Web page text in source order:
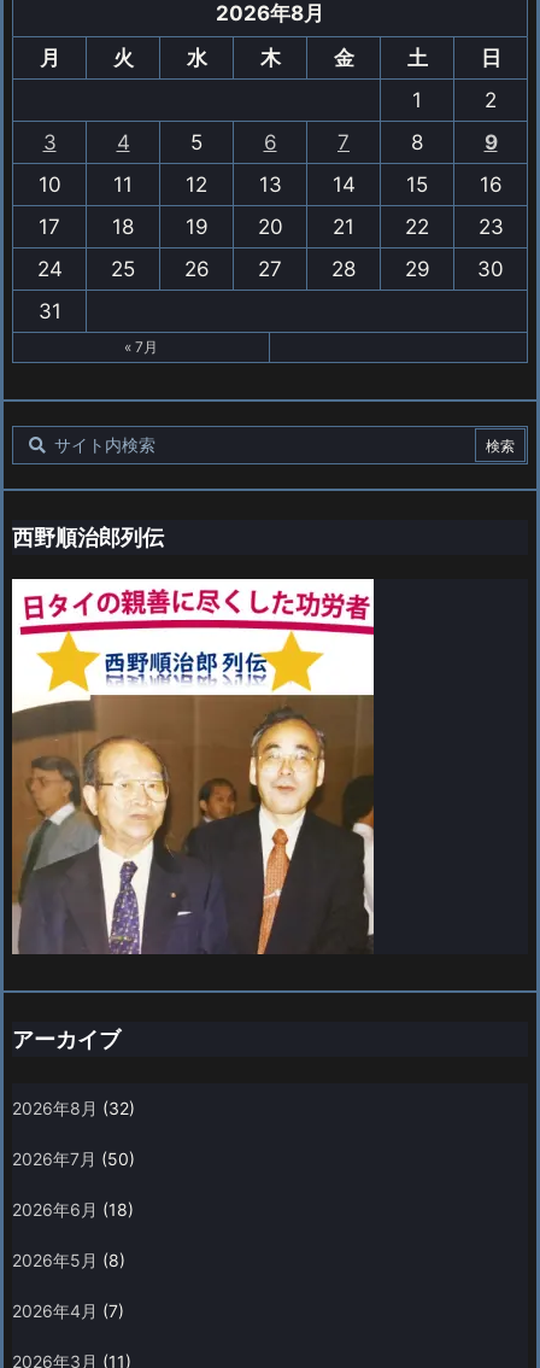
2026年8月
月
火 水 木 金 土
日
1
2
3
4 5 6 7 8
9
10
11 12 13 14 15
16
17
18 19 20 21 22
23
24
25 26 27 28 29
30
31
« 7月
西野順治郎列伝
アーカイブ
2026年8月 (32)
2026年7月 (50)
2026年6月 (18)
2026年5月 (8)
2026年4月 (7)
2026年3月 (11)